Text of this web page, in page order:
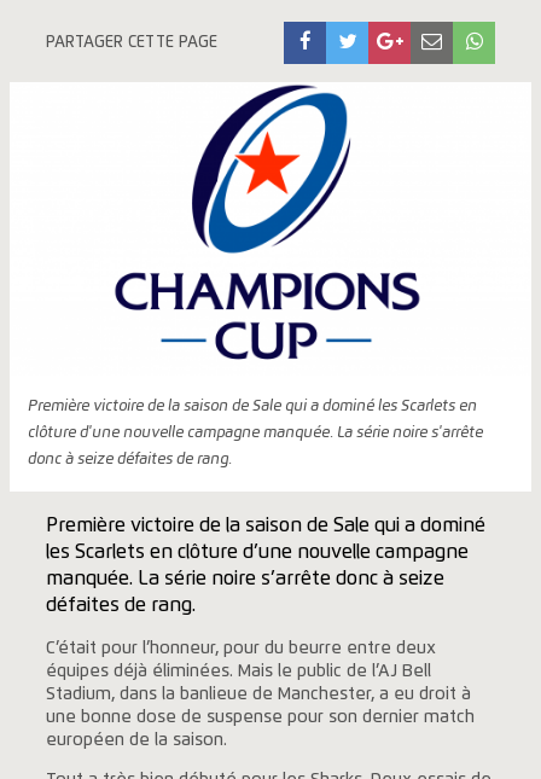
PARTAGER CETTE PAGE
Première victoire de la saison de Sale qui a dominé les Scarlets en
clôture d'une nouvelle campagne manquée. La série noire s'arrête
donc à seize défaites de rang.
Première victoire de la saison de Sale qui a dominé
les Scarlets en clôture d’une nouvelle campagne
manquée. La série noire s’arrête donc à seize
défaites de rang.
C’était pour l’honneur, pour du beurre entre deux
équipes déjà éliminées. Mais le public de l’AJ Bell
Stadium, dans la banlieue de Manchester, a eu droit à
une bonne dose de suspense pour son dernier match
européen de la saison.